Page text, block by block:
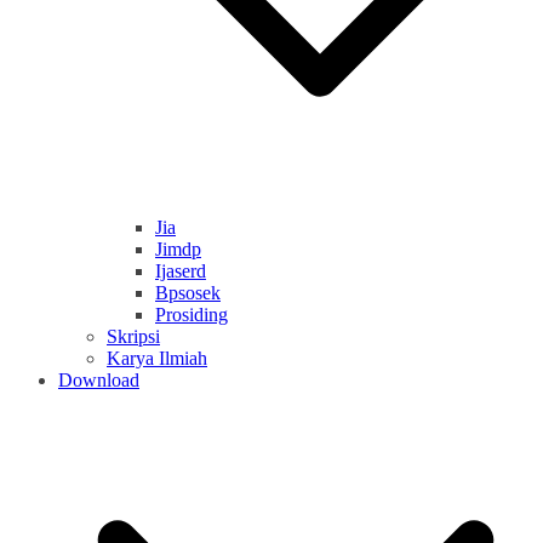
Jia
Jimdp
Ijaserd
Bpsosek
Prosiding
Skripsi
Karya Ilmiah
Download